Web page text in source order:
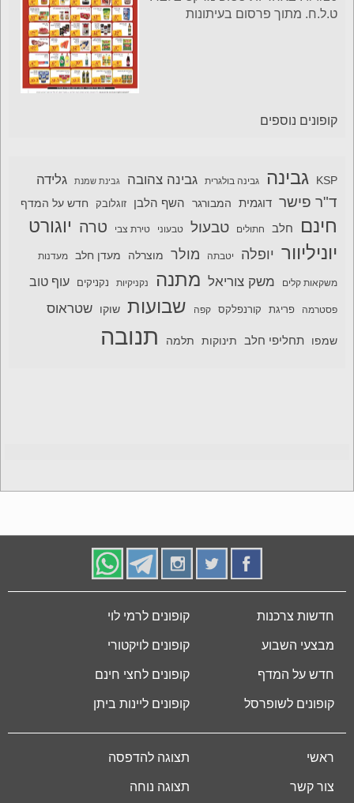
ט.ל.ח. מתוך פרסום בעיתונות
קופונים נוספים
KSP גבינה גבינה בולגרית גבינה צהובה גבינת שמנת גלידה
ד"ר פישר דוגמית המבורגר השף הלבן זוגלובק חדש על המדף
חינם חלב חתולים טבעול טבעוני טירת צבי טרה יוגורט
יוניליוור יופלה יטבתה מולר מוצרלה מעדן חלב מעדנות
משקאות קלים משק צוריאל מתנה נקניקיות נקניקים עוף טוב
פסטרמה פריגת קורנפלקס קפה שבועות שוקו שטראוס
שמפו תחליפי חלב תינוקות תלמה תנובה
חדשות צרכנות
מבצעי השבוע
חדש על המדף
קופונים לשופרסל
קופונים לרמי לוי
קופונים לויקטורי
קופונים לחצי חינם
קופונים ליינות ביתן
ראשי
צור קשר
תצוגה להדפסה
תצוגה נוחה